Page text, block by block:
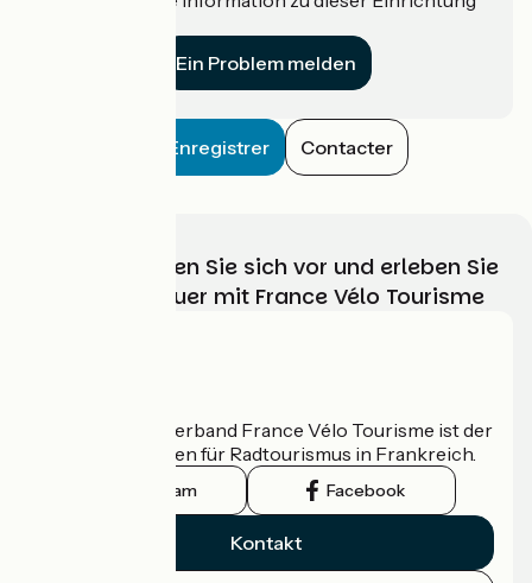
Ein Problem melden
Enregistrer Contacter
Wählen, bereiten Sie sich vor und erleben Sie
Ihr Radabenteuer mit France Vélo Tourisme
Der nationale Verband France Vélo Tourisme ist der
offizielle Leitfaden für Radtourismus in Frankreich.
Instagram Facebook
Kontakt